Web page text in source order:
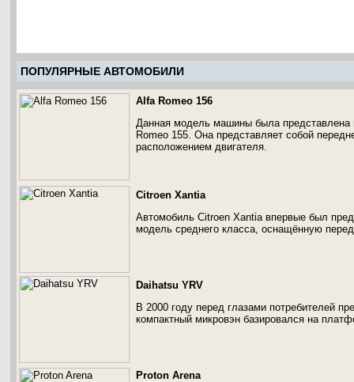
ПОПУЛЯРНЫЕ АВТОМОБИЛИ
Alfa Romeo 156
Данная модель машины была
Romeo 155. Она представляет собой
расположением двигателя.
Citroen Xantia
Автомобиль Citroen Xantia впервые был
модель среднего класса, оснащённую
Daihatsu YRV
В 2000 году перед глазами потребителей
компактный микровэн базировался на
Proton Arena